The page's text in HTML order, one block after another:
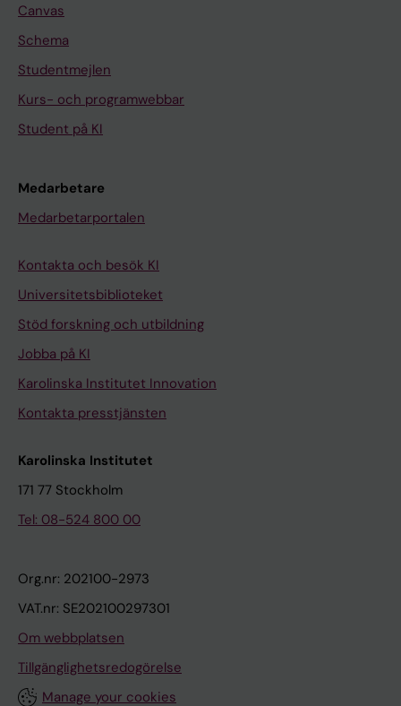
Canvas
Schema
Studentmejlen
Kurs- och programwebbar
Student på KI
Medarbetare
Medarbetarportalen
Kontakta och besök KI
Universitetsbiblioteket
Stöd forskning och utbildning
Jobba på KI
Karolinska Institutet Innovation
Kontakta presstjänsten
Karolinska Institutet
171 77 Stockholm
Tel: 08-524 800 00
Org.nr: 202100-2973
VAT.nr: SE202100297301
Om webbplatsen
Tillgänglighetsredogörelse
Manage your cookies